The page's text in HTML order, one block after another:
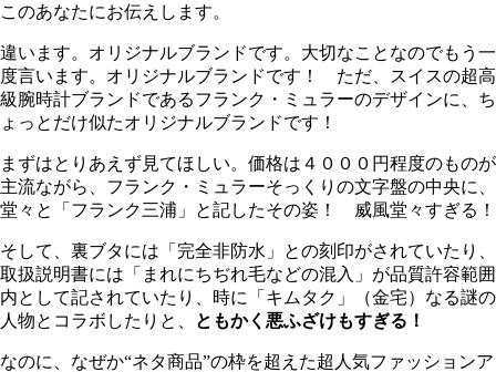
このあなたにお伝えします。
違います。オリジナルブランドです。大切なことなのでもう一
度言います。オリジナルブランドです！ ただ、スイスの超高
級腕時計ブランドであるフランク・ミュラーのデザインに、ち
ょっとだけ似たオリジナルブランドです！
まずはとりあえず見てほしい。価格は４０００円程度のものが
主流ながら、フランク・ミュラーそっくりの文字盤の中央に、
堂々と「フランク三浦」と記したその姿！ 威風堂々すぎる！
そして、裏ブタには「完全非防水」との刻印がされていたり、
取扱説明書には「まれにちぢれ毛などの混入」が品質許容範囲
内として記されていたり、時に「キムタク」（金宅）なる謎の
人物とコラボしたりと、
ともかく悪ふざけもすぎる！
なのに、なぜか“ネタ商品”の枠を超えた超人気ファッションア